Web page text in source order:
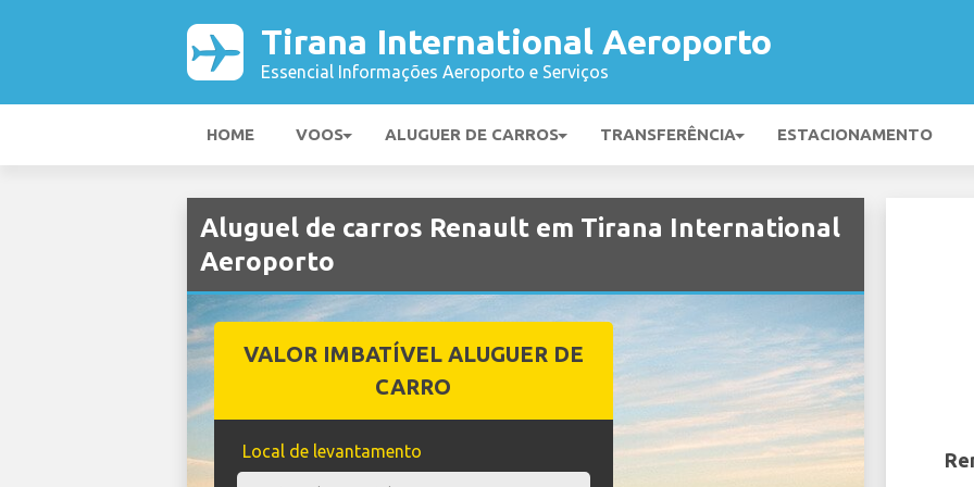
Tirana International Aeroporto
Essencial Informações Aeroporto e Serviços
HOME VOOS ALUGUER DE CARROS TRANSFERÊNCIA ESTACIONAMENTO
Aluguel de carros Renault em Tirana International
Aeroporto
VALOR IMBATÍVEL ALUGUER DE
CARRO
Local de levantamento